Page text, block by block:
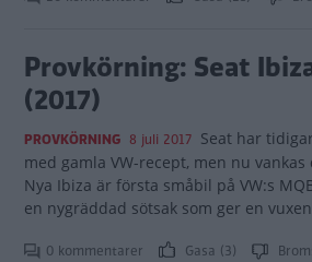
Provkörning: Seat
(2017)
PROVKÖRNING 8 juli 2017 Seat har
med gamla VW-recept, men nu
Nya Ibiza är första småbil på VW:s
en nygräddad sötsak som ger en
0 kommentarer Gasa (3)